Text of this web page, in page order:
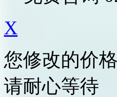
X
您修改的价
请耐心等待